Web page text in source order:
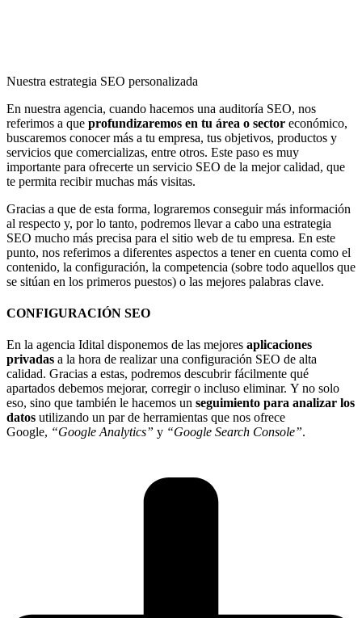
Nuestra estrategia SEO personalizada
En nuestra agencia, cuando hacemos una auditoría SEO, nos
referimos a que profundizaremos en tu área o sector económico,
buscaremos conocer más a tu empresa, tus objetivos, productos y
servicios que comercializas, entre otros. Este paso es muy
importante para ofrecerte un servicio SEO de la mejor calidad, que
te permita recibir muchas más visitas.
Gracias a que de esta forma, lograremos conseguir más información
al respecto y, por lo tanto, podremos llevar a cabo una estrategia
SEO mucho más precisa para el sitio web de tu empresa. En este
punto, nos referimos a diferentes aspectos a tener en cuenta como el
contenido, la configuración, la competencia (sobre todo aquellos que
se sitúan en los primeros puestos) o las mejores palabras clave.
CONFIGURACIÓN SEO
En la agencia Idital disponemos de las mejores aplicaciones
privadas a la hora de realizar una configuración SEO de alta
calidad. Gracias a estas, podremos descubrir fácilmente qué
apartados debemos mejorar, corregir o incluso eliminar. Y no solo
eso, sino que también le hacemos un seguimiento para analizar los
datos utilizando un par de herramientas que nos ofrece
Google, “Google Analytics” y “Google Search Console”.